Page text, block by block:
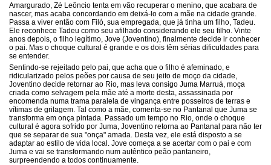
Amargurado, Zé Leôncio tenta em vão recuperar o menino, que acabara de
nascer, mas acaba concordando em deixá-lo com a mãe na cidade grande.
Passa a viver então com Filó, sua empregada, que já tinha um filho, Tadeu.
Ele reconhece Tadeu como seu afilhado considerando ele seu filho. Vinte
anos depois, o filho legítimo, Jove (Joventino), finalmente decide ir conhecer
o pai. Mas o choque cultural é grande e os dois têm sérias dificuldades para
se entender.
Sentindo-se rejeitado pelo pai, que acha que o filho é afeminado, e
ridicularizado pelos peões por causa de seu jeito de moço da cidade,
Joventino decide retornar ao Rio, mas leva consigo Juma Marruá, moça
criada como selvagem pela mãe até a morte desta, assassinada por
encomenda numa trama paralela de vingança entre posseiros de terras e
vítimas de grilagem. Tal como a mãe, comenta-se no Pantanal que Juma se
transforma em onça pintada. Passado um tempo no Rio, onde o choque
cultural é agora sofrido por Juma, Joventino retorna ao Pantanal para não ter
que se separar de sua "onça" amada. Desta vez, ele está disposto a se
adaptar ao estilo de vida local. Jove começa a se acertar com o pai e com
Juma e vai se transformando num autêntico peão pantaneiro,
surpreendendo a todos continuamente.